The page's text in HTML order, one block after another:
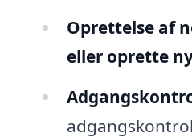
Oprettelse af
eller oprette